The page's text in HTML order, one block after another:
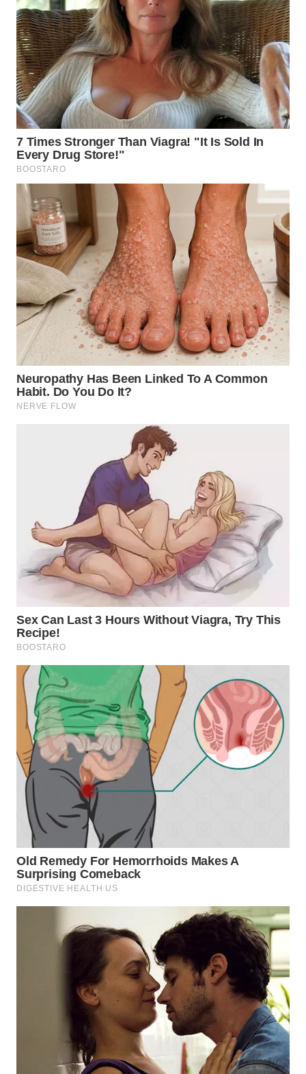
KARO
WN
SIMALUNGUN
WN
LABUHANBATU
WN
TAPANULI
TENGAH
WN DELI
SERDANG
WN
TEBING
TINGGI
WN
PAKPAK
WN
KARAWANG
WN
DEPOK
WN
UTARA
WN
WN
PADANG
LAWAS
WN
SUMEDANG
WN
CIANJUR
WN
KEPULAUAN
SERIBU
TANGERANG